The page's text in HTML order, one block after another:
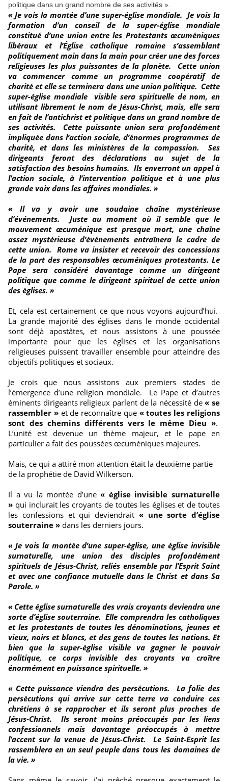
politique dans un grand nombre de ses activités ».
« Je vois la montée d’une super-église mondiale. Je vois la
formation d’un conseil de la super-église mondiale
constitué d’une union entre les Protestants œcuméniques
libéraux et l’Église catholique romaine s’assemblant
politiquement main dans la main pour créer une des forces
religieuses les plus puissantes de la planète. Cette union
va commencer comme un programme coopératif de
charité et elle se terminera dans une union politique. Cette
super-église mondiale visible sera spirituelle de nom, en
utilisant librement le nom de Jésus-Christ, mais, elle sera
en fait de l’antichrist et politique dans un grand nombre de
ses activités. Cette puissante union sera profondément
impliquée dans l’action sociale, d’énormes programmes de
charité, et dans les ministères de la compassion. Ses
dirigeants feront des déclarations au sujet de la
satisfaction des besoins humains. Ils enverront un appel à
l’action sociale, à l’intervention politique et à une plus
grande voix dans les affaires mondiales. »
« Il va y avoir une soudaine chaîne mystérieuse
d’événements. Juste au moment où il semble que le
mouvement œcuménique est presque mort, une chaîne
assez mystérieuse d’événements entraînera le cadre de
cette union. Rome va insister et recevoir des concessions
de la part des responsables œcuméniques protestants. Le
Pape sera considéré davantage comme un dirigeant
politique que comme le dirigeant spirituel de cette union
des églises. »
Et, cela est certainement ce que nous voyons aujourd’hui.
La grande majorité des églises dans le monde occidental
sont déjà apostâtes, et nous assistons à une poussée
importante pour que les églises et les organisations
religieuses puissent travailler ensemble pour atteindre des
objectifs politiques et sociaux.
Je crois que nous assistons aux premiers stades de
l’émergence d’une religion mondiale. Le Pape et d’autres
éminents dirigeants religieux parlent de la nécessité de « se
rassembler » et de reconnaître que « toutes les religions
sont des chemins différents vers le même Dieu ».
L’unité est devenue un thème majeur, et le pape en
particulier a fait des poussées œcuméniques majeures.
Mais, ce qui a attiré mon attention était la deuxième partie
de la prophétie de David Wilkerson.
Il a vu la montée d’une « église invisible surnaturelle
» qui inclurait les croyants de toutes les églises et de toutes
les confessions et qui deviendrait « une sorte d’église
souterraine » dans les derniers jours.
« Je vois la montée d’une super-église, une église invisible
surnaturelle, une union des disciples profondément
spirituels de Jésus-Christ, reliés ensemble par l’Esprit Saint
et avec une confiance mutuelle dans le Christ et dans Sa
Parole. »
« Cette église surnaturelle des vrais croyants deviendra une
sorte d’église souterraine. Elle comprendra les catholiques
et les protestants de toutes les dénominations, jeunes et
vieux, noirs et blancs, et des gens de toutes les nations. Et
bien que la super-église visible va gagner le pouvoir
politique, ce corps invisible des croyants va croître
énormément en puissance spirituelle. »
« Cette puissance viendra des persécutions. La folie des
persécutions qui arrive sur cette terre va conduire ces
chrétiens à se rapprocher et ils seront plus proches de
Jésus-Christ. Ils seront moins préoccupés par les liens
confessionnels mais davantage préoccupés à mettre
l’accent sur la venue de Jésus-Christ. Le Saint-Esprit les
rassemblera en un seul peuple dans tous les domaines de
la vie. »